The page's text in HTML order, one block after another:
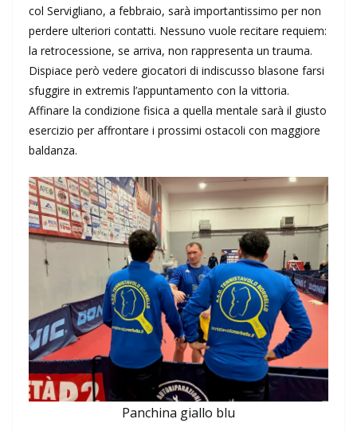
col Servigliano, a febbraio, sarà importantissimo per non
perdere ulteriori contatti. Nessuno vuole recitare requiem:
la retrocessione, se arriva, non rappresenta un trauma.
Dispiace però vedere giocatori di indiscusso blasone farsi
sfuggire in extremis l’appuntamento con la vittoria.
Affinare la condizione fisica a quella mentale sarà il giusto
esercizio per affrontare i prossimi ostacoli con maggiore
baldanza.
Panchina giallo blu